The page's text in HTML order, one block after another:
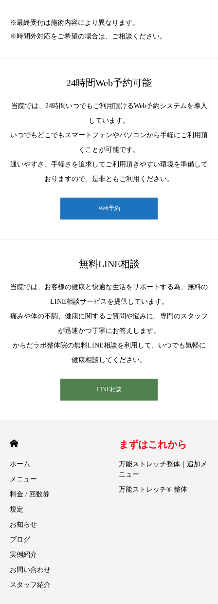
※最終受付は施術内容により異なります。
※時間外対応をご希望の場合は、ご相談ください。
24時間Web予約可能
当院では、24時間いつでもご利用頂けるWeb予約システムを導入
しています。
いつでもどこでもスマートフォンやパソコンから手軽にご利用頂
くことが可能です。
通いやすさ、手軽さを追求してご利用頂きやすい環境を準備して
おりますので、是非ともご利用ください。
Web予約
無料LINE相談
当院では、お客様の健康と快適な生活をサポートする為、無料の
LINE相談サービスを提供しています。
痛みや体の不調、健康に関するご質問や悩みに、専門のスタッフ
が迅速かつ丁寧にお答えします。
からだラボ整体院の無料LINE相談を利用して、いつでも気軽に
健康相談してください。
LINE相談
ホーム
メニュー
料金 / 回数券
規定
お知らせ
ブログ
実例紹介
お問い合わせ
スタッフ紹介
まずはこれから
万能ストレッチ整体｜追加メ
ニュー
万能ストレッチ® 整体